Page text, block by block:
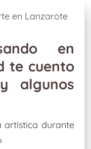
en Lanzarote
en
te cuento
algunos
artística durante